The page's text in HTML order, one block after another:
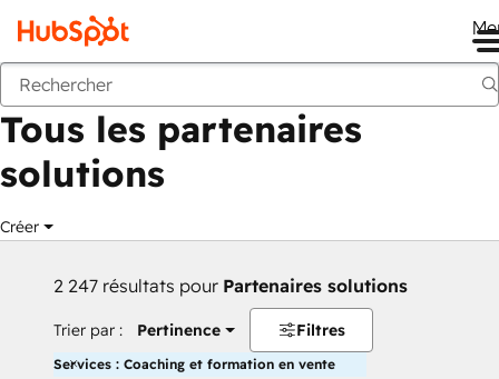
Retour
Tous les partenaires
solutions
Créer
2 247 résultats pour Partenaires solutions
Trier par : Pertinence Filtres
Services : Coaching et formation en vente